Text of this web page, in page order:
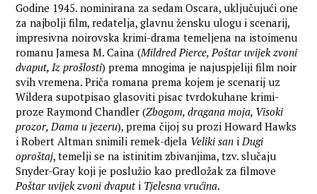
Godine 1945. nominirana za sedam Oscara, uključujući one
za najbolji film, redatelja, glavnu žensku ulogu i scenarij,
impresivna noirovska krimi-drama temeljena na istoimenu
romanu Jamesa M. Caina (Mildred Pierce, Poštar uvijek zvoni
dvaput, Iz prošlosti) prema mnogima je najuspjeliji film noir
svih vremena. Priča romana prema kojem je scenarij uz
Wildera supotpisao glasoviti pisac tvrdokuhane krimi-
proze Raymond Chandler (Zbogom, dragana moja, Visoki
prozor, Dama u jezeru), prema čijoj su prozi Howard Hawks
i Robert Altman snimili remek-djela Veliki san iDugi
oproštaj, temelji se na istinitim zbivanjima, tzv. slučaju
Snyder-Gray koji je poslužio kao predložak za filmove
Poštar uvijek zvoni dvaputi Tjelesna vrućina.